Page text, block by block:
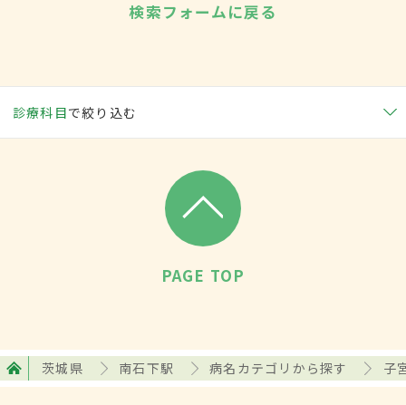
検索フォームに戻る
診療科目で絞り込む
PAGE TOP
茨城県 南石下駅 病名カテゴリから探す 子